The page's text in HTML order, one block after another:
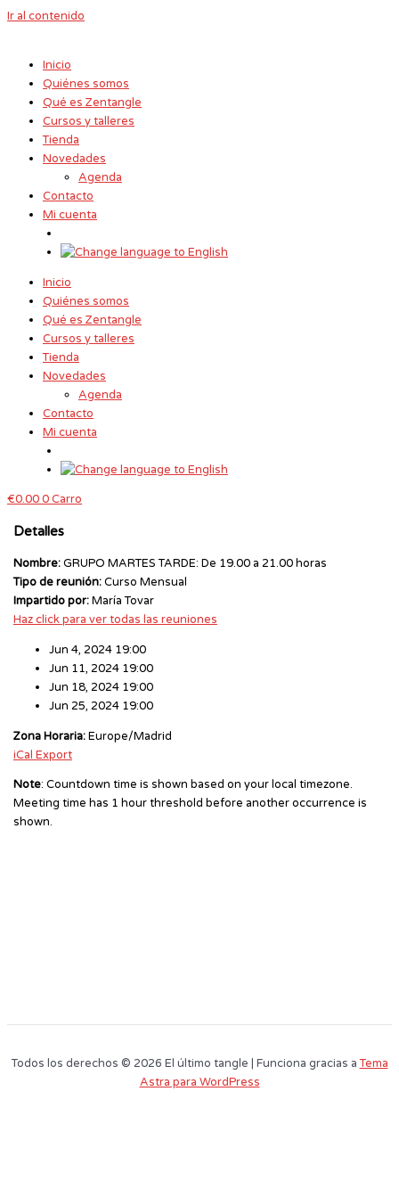
Ir al contenido
Inicio
Quiénes somos
Qué es Zentangle
Cursos y talleres
Tienda
Novedades
Agenda
Contacto
Mi cuenta
Inicio
Quiénes somos
Qué es Zentangle
Cursos y talleres
Tienda
Novedades
Agenda
Contacto
Mi cuenta
€0.000Carro
Detalles
Nombre:GRUPO MARTES TARDE: De 19.00 a 21.00 horas
Tipo de reunión:Curso Mensual
Impartido por:María Tovar
Haz click para ver todas las reuniones
Jun 4, 2024 19:00
Jun 11, 2024 19:00
Jun 18, 2024 19:00
Jun 25, 2024 19:00
Zona Horaria:Europe/Madrid
iCal Export
Note: Countdown time is shown based on your local timezone.
Meeting time has 1 hour threshold before another occurrence is
shown.
Todos los derechos © 2026 El último tangle | Funciona gracias aTema
Astra para WordPress